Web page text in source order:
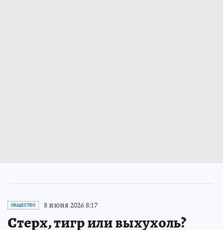
ОБЩЕСТВО 8 июня 2026 8:17
Стерх, тигр или выхухоль?